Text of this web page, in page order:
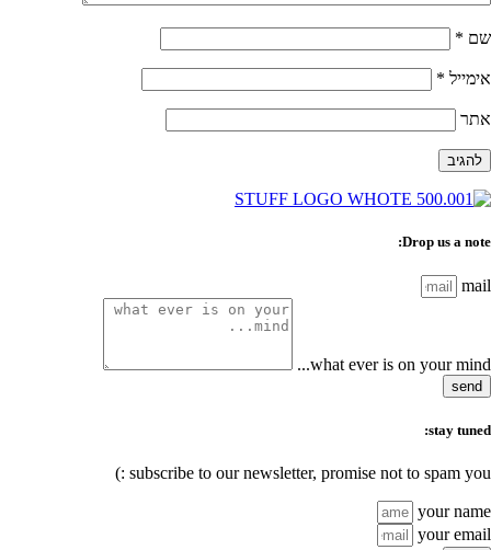
שם *
אימייל *
אתר
Drop us a note:
mail
what ever is on your mind...
send
stay tuned:
subscribe to our newsletter, promise not to spam you :)
your name
your email